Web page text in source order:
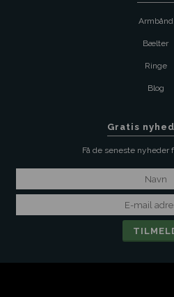
Armbånd
Bælter
Ringe
Blog
Gratis
Få de seneste nyheder